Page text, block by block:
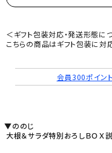
＜ギフト包装対応・発送形態に
こちらの商品はギフト包装に対
会員300ポイン
▼ののじ
大根＆サラダ特別おろしＢＯ